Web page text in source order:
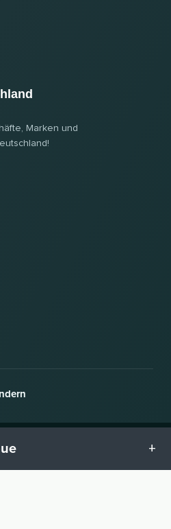
Marken und
Angaben ohne Gewähr. Stand 09.08.2026